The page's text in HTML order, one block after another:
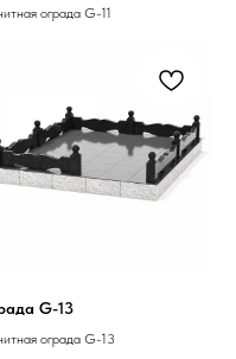
ограда G-11
G-13
ограда G-13